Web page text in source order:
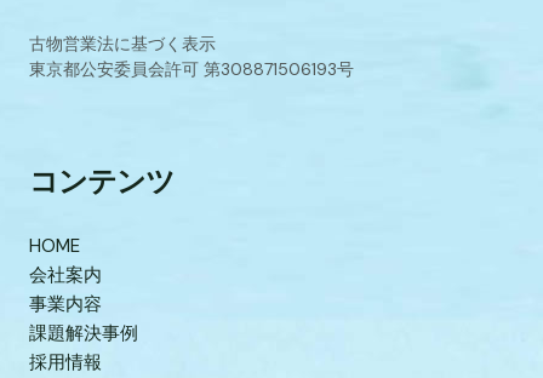
古物営業法に基づく表示
東京都公安委員会許可 第308871506193号
コンテンツ
HOME
会社案内
事業内容
課題解決事例
採用情報